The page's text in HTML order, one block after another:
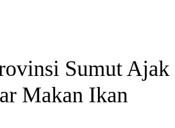
Sumut Ajak
Makan Ikan